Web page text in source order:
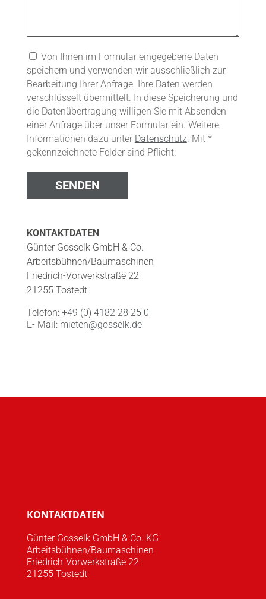
Von Ihnen im Formular eingegebene Daten
speichern und verwenden wir ausschließlich zur
Bearbeitung Ihrer Anfrage. Ihre Daten werden
verschlüsselt übermittelt. In diese Speicherung und
die Datenübertragung willigen Sie mit Absenden
einer Anfrage über unser Formular ein. Weitere
Informationen dazu unter Datenschutz. Mit *
gekennzeichnete Felder sind Pflicht.
KONTAKTDATEN
Günter Gosselk GmbH & Co.
Arbeitsbühnen/Baumaschinen
Friedrich-Vorwerkstraße 22
21255 Tostedt
Telefon: +49 (0) 4182 28 25 0
E- Mail: mieten@gosselk.de
KONTAKTDATEN
Günter Gosselk GmbH & Co. KG
Arbeitsbühnen/Baumaschinen
Friedrich-Vorwerkstraße 22
21255 Tostedt